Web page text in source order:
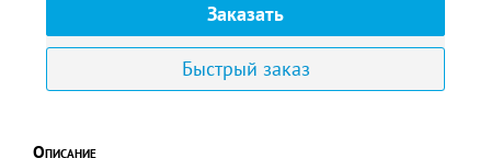
Заказать
Быстрый заказ
Описание